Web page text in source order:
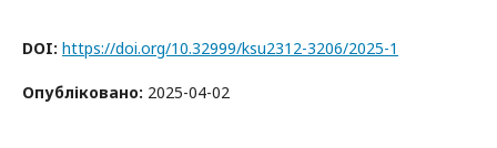
DOI: https://doi.org/10.32999/ksu2312-3206/2025-1
Опубліковано: 2025-04-02